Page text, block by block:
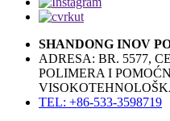
SHANDONG INOV
ADRESA: BR. 5577,
POLIMERA I
TEL: +86-533-3598719